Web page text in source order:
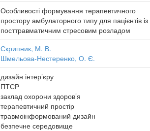
Особливості формування терапевтичного
простору амбулаторного типу для пацієнтів із
посттравматичним стресовим розладом
Скрипник, М. В.
Шмельова-Нестеренко, О. Є.
дизайн інтер’єру
ПТСР
заклад охорони здоров’я
терапевтичний простір
травмоінформований дизайн
безпечне середовище